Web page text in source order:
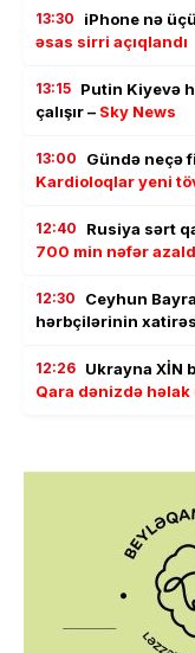
13:30 iPhone nə
əsas sirri açıqlandı
13:15 Putin Kiyevə
çalışır – Sky News
13:00
Gündə neçə
Kardioloqlar yeni
12:40 Rusiya sərt
700 min nəfər
12:30
Ceyhun
hərbçilərinin
12:26 Ukrayna XİN
Qara dənizdə həlak